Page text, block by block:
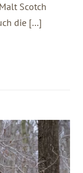
Scotch
die […]